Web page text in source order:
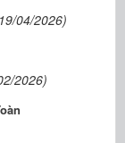
04/2026)
2026)